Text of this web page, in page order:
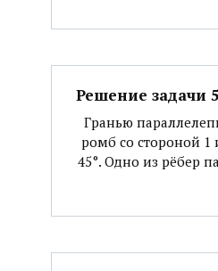
Решение задачи
Гранью
ромб со стороной 1
45°. Одно из рёбер